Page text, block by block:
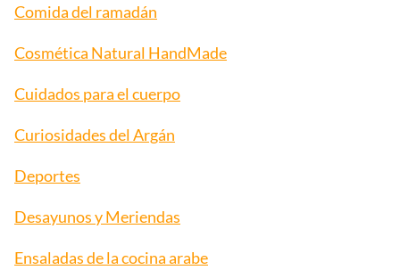
Comida del ramadán
Cosmética Natural HandMade
Cuidados para el cuerpo
Curiosidades del Argán
Deportes
Desayunos y Meriendas
Ensaladas de la cocina arabe